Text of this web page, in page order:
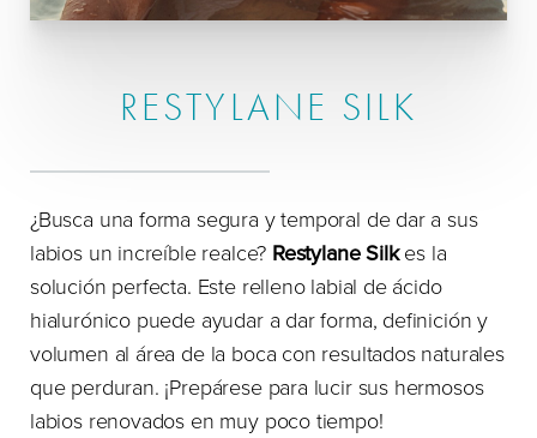
RESTYLANE SILK
¿Busca una forma segura y temporal de dar a sus
labios un increíble realce? Restylane Silkes la
solución perfecta. Este relleno labial de ácido
hialurónico puede ayudar a dar forma, definición y
volumen al área de la boca con resultados naturales
que perduran. ¡Prepárese para lucir sus hermosos
labios renovados en muy poco tiempo!